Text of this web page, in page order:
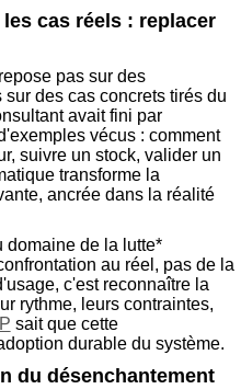
cas réels : replacer
pas sur des
des cas concrets tirés du
avait fini par
vécus : comment
suivre un stock, valider un
transforme la
ancrée dans la réalité
domaine de la lutte*
au réel, pas de la
c'est reconnaître la
rythme, leurs contraintes,
sait que cette
durable du système.
du désenchantement